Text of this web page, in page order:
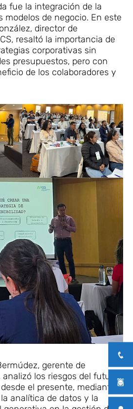
fue la integración de la
modelos de negocio. En este
director de
resaltó la importancia de
corporativas sin
presupuestos, pero con
de los colaboradores y
gerente de
analizó los riesgos del futuro
el presente, mediante
analítica de datos y la